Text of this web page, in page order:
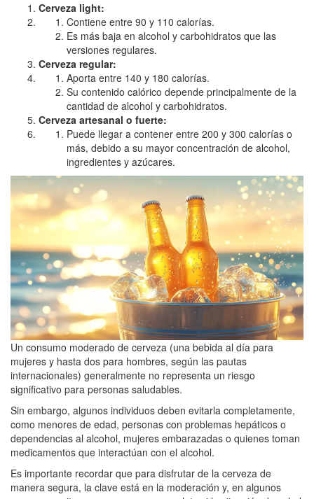
Cerveza light:
Contiene entre 90 y 110 calorías.
Es más baja en alcohol y carbohidratos que las
versiones regulares.
Cerveza regular:
Aporta entre 140 y 180 calorías.
Su contenido calórico depende principalmente de la
cantidad de alcohol y carbohidratos.
Cerveza artesanal o fuerte:
Puede llegar a contener entre 200 y 300 calorías o
más, debido a su mayor concentración de alcohol,
ingredientes y azúcares.
Un consumo moderado de cerveza (una bebida al día para
mujeres y hasta dos para hombres, según las pautas
internacionales) generalmente no representa un riesgo
significativo para personas saludables.
Sin embargo, algunos individuos deben evitarla completamente,
como menores de edad, personas con problemas hepáticos o
dependencias al alcohol, mujeres embarazadas o quienes toman
medicamentos que interactúan con el alcohol.
Es importante recordar que para disfrutar de la cerveza de
manera segura, la clave está en la moderación y, en algunos